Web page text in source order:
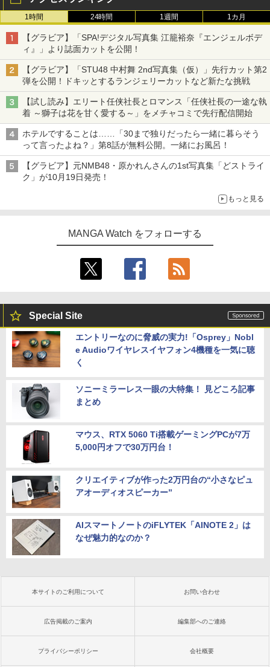
1時間 24時間 1週間 1カ月
【グラビア】「SPA!デジタル写真集 江籠裕奈『エンジェルボデ
ィ』」より誌面カットを公開！
【グラビア】「STU48 中村舞 2nd写真集（仮）」先行カット第2
弾を公開！ドキッとするランジェリーカットなど新たな挑戦
【試し読み】エリート任侠社長とロマンス「任侠社長の一途な執
着 ～獅子は花を甘く愛する～」をメチャコミで先行配信開始
ホテルですることは……「30まで独りだったら一緒に暮らそう
って言ったよね？」第8話が無料公開。一緒にお風呂！
【グラビア】元NMB48・原かれんさんの1st写真集「どストライ
ク」が10月19日発売！
もっと見る
MANGA Watch をフォローする
Special Site
エントリーなのに脅威の実力!「Osprey」Nobl
e Audioワイヤレスイヤフォン4機種を一気に聴
く
ソニーミラーレス一眼の大特集！ 見どころ記事
まとめ
マウス、RTX 5060 Ti搭載ゲーミングPCが7万
5,000円オフで30万円台！
クリエイティブが作った2万円台の“小さなピュ
アオーディオスピーカー”
AIスマートノートのiFLYTEK「AINOTE 2」は
なぜ魅力的なのか？
本サイトのご利用について お問い合わせ
広告掲載のご案内 編集部へのご連絡
プライバシーポリシー 会社概要